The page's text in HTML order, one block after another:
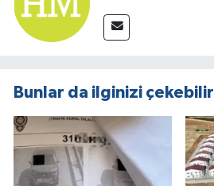
Bunlar da ilginizi çekebilir